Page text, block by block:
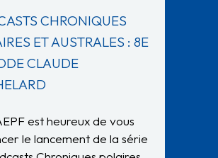
CHRONIQUES
ET AUSTRALES : 8E
CLAUDE
est heureux de vous
le lancement de la série